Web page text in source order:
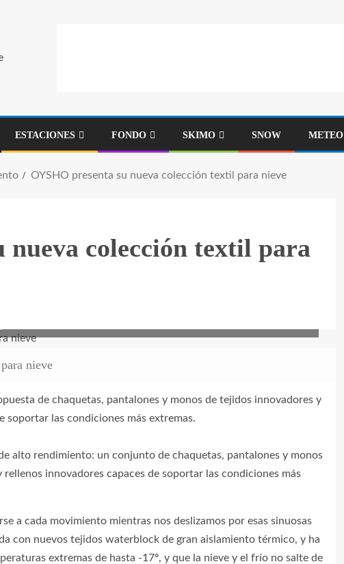
ESTACIONES FONDO SKIMO SNOW METEO
OYSHO presenta su nueva colección textil para nieve
nueva colección textil para
nieve
de chaquetas, pantalones y monos de tejidos innovadores y
soportar las condiciones más extremas.
alto rendimiento: un conjunto de chaquetas, pantalones y monos
innovadores capaces de soportar las condiciones más
a cada movimiento mientras nos deslizamos por esas sinuosas
con nuevos tejidos waterblock de gran aislamiento térmico, y ha
extremas de hasta -17º, y que la nieve y el frío no salte de